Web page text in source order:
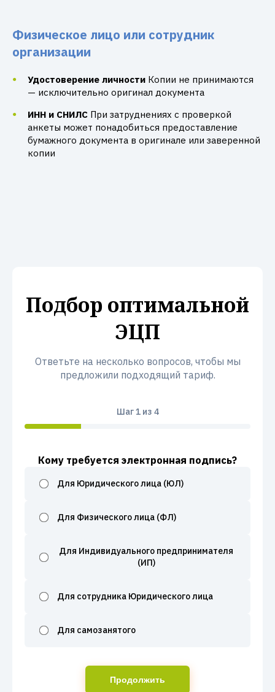
Физическое лицо или сотрудник
организации
Удостоверение личности Копии не принимаются
— исключительно оригинал документа
ИНН и СНИЛС При затруднениях с проверкой
анкеты может понадобиться предоставление
бумажного документа в оригинале или заверенной
копии
Подбор оптимальной
ЭЦП
Ответьте на несколько вопросов, чтобы мы
предложили подходящий тариф.
Шаг1из 4
Кому требуется электронная подпись?
Для Юридического лица (ЮЛ)
Для Физического лица (ФЛ)
Для Индивидуального предпринимателя
(ИП)
Для сотрудника Юридического лица
Для самозанятого
Продолжить